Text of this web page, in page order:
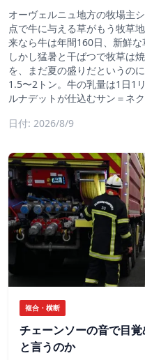
オーヴェルニュ地方の牧場主
点で牛に与える草がもう牧草
来なら牛は年間160日、新鮮な
しかし猛暑と干ばつで牧草は
を、まだ夏の盛りだというの
1.5〜2トン。牛の乳量は1日1
ルナデットが仕込むサン＝ネ
日付: 2026/8/9
複合・横断
チェーンソーの音で目
と言うのか